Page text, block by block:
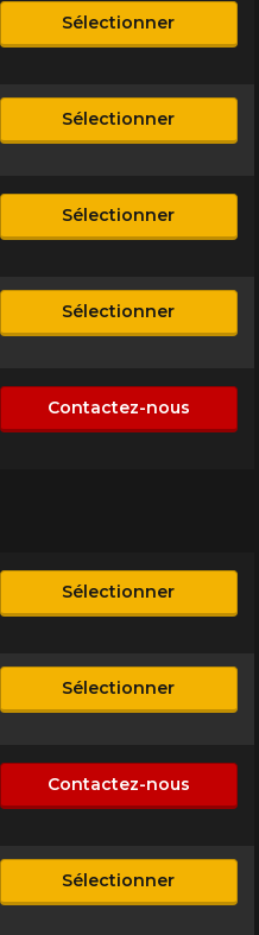
Sélectionner
Sélectionner
Sélectionner
Sélectionner
Contactez-nous
Sélectionner
Sélectionner
Contactez-nous
Sélectionner